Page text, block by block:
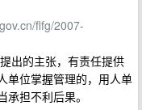
flfg/2007-
出的主张，有责任提供
单位掌握管理的，用人单
担不利后果。